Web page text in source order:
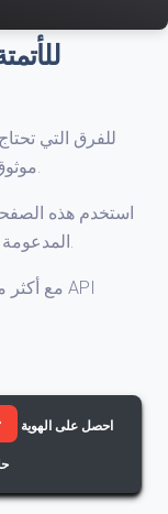
استخدم هذه
احصل على الهوية